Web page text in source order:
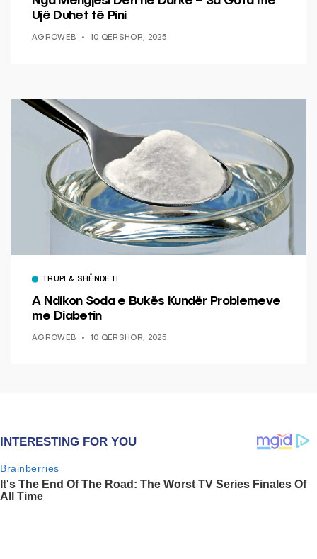
Ujë Duhet të Pini
AGROWEB 10 QERSHOR, 2025
TRUPI & SHËNDETI
A Ndikon Soda e Bukës Kundër Problemeve
me Diabetin
AGROWEB 10 QERSHOR, 2025